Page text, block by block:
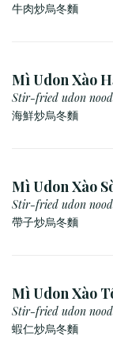
牛肉炒烏冬麵
Mì Udon Xào
Stir-fried udon
Seafood
海鮮炒烏冬麵
Mì Udon Xào
Stir-fried udon
Scallop
帶子炒烏冬麵
Mì Udon Xào
Stir-fried udon
prawn
蝦仁炒烏冬麵